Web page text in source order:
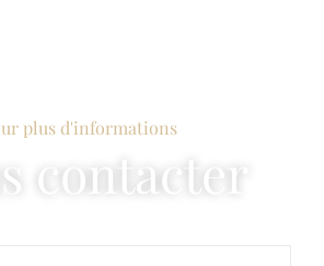
plus d'informations
contacter